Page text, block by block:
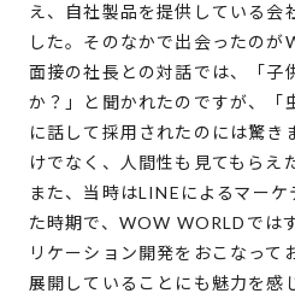
え、自社製品を提供している会
した。そのなかで出会ったの
面接の社長との対話では、「子
か？」と聞かれたのですが、「
に話して採用されたのには驚き
けでなく、人間性も見てもらえ
また、当時はLINEによるマー
た時期で、WOW WORLDでは
リケーション開発をおこなって
展開していることにも魅力を感